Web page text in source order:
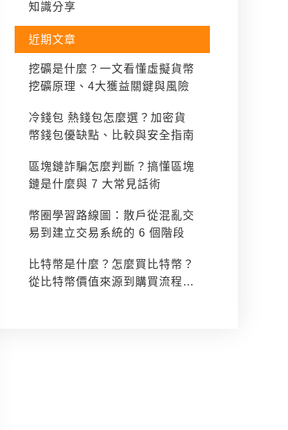
知識分享
近期文章
挖礦是什麼？一文看懂虛擬貨幣
挖礦原理、4大獲益關鍵與風險
冷錢包 熱錢包怎麼選？加密貨
幣錢包優缺點、比較與安全指南
區塊鏈詐騙怎麼判斷？搞懂區塊
鏈是什麼與 7 大常見話術
幣圈學習路線圖：散戶從混亂交
易到建立交易系統的 6 個階段
比特幣是什麼？怎麼買比特幣？
從比特幣價值來源到購買流程一